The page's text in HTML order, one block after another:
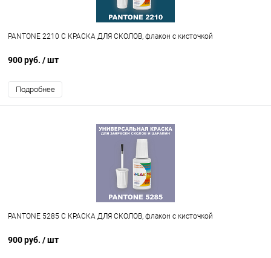
PANTONE 2210 C КРАСКА ДЛЯ СКОЛОВ, флакон с кисточкой
900 руб. / шт
Подробнее
PANTONE 5285 C КРАСКА ДЛЯ СКОЛОВ, флакон с кисточкой
900 руб. / шт